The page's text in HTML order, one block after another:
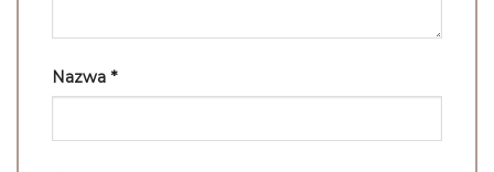
Nazwa *